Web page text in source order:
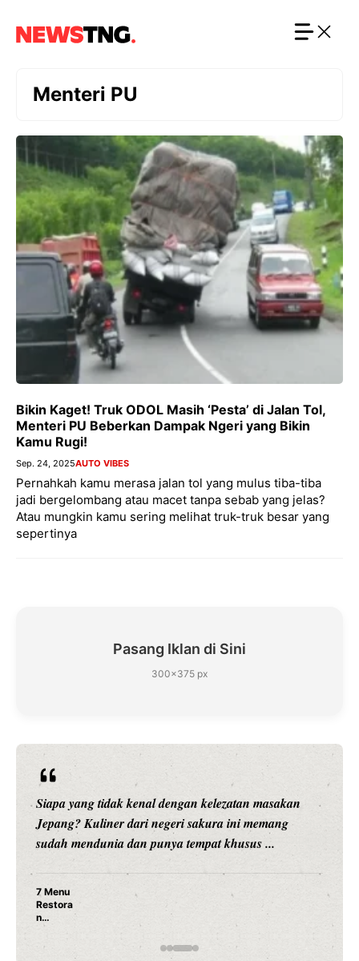
Menteri PU
Bikin Kaget! Truk ODOL Masih ‘Pesta’ di Jalan Tol,
Menteri PU Beberkan Dampak Ngeri yang Bikin
Kamu Rugi!
Sep. 24, 2025AUTO VIBES
Pernahkah kamu merasa jalan tol yang mulus tiba-tiba
jadi bergelombang atau macet tanpa sebab yang jelas?
Atau mungkin kamu sering melihat truk-truk besar yang
sepertinya
Pasang Iklan di Sini
300×375 px
Siapa yang tidak kenal dengan kelezatan masakan
Jepang? Kuliner dari negeri sakura ini memang
sudah mendunia dan punya tempat khusus ...
7 Menu
Restora
n
Jepang
yang